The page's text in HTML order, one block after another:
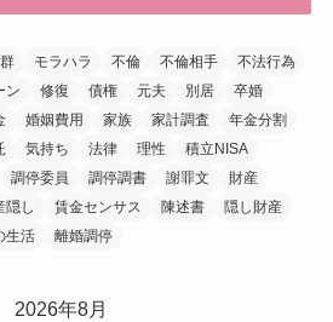
モラハラ 不倫 不倫相手
不法行為
ン 修復 債権 元夫 別居
卒婚
婚姻費用 家族 家計調査
年金分割
気持ち 法律 理性
積立NISA
調停委員 調停調書 謝罪文
財産
隠し 賃金センサス 陳述書
隠し財産
生活 離婚調停
2026年8月